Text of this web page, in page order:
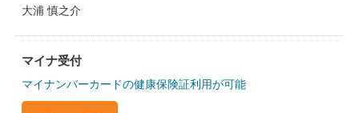
大浦 慎之介
マイナ受付
マイナンバーカードの健康保険証利用が可能